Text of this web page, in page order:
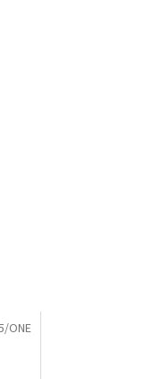
ONE